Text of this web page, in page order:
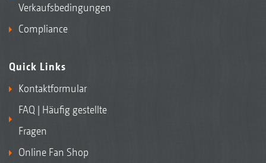
Verkaufsbedingungen
Compliance
Quick Links
Kontaktformular
FAQ | Häufig gestellte
Fragen
Online Fan Shop